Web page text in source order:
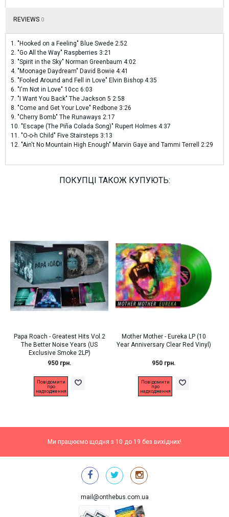
REVIEWS 0
1. "Hooked on a Feeling" Blue Swede 2:52
2. "Go All the Way" Raspberries 3:21
3. "Spirit in the Sky" Norman Greenbaum 4:02
4. "Moonage Daydream" David Bowie 4:41
5. "Fooled Around and Fell in Love" Elvin Bishop 4:35
6. "I'm Not in Love" 10cc 6:03
7. "I Want You Back" The Jackson 5 2:58
8. "Come and Get Your Love" Redbone 3:26
9. "Cherry Bomb" The Runaways 2:17
10. "Escape (The Piña Colada Song)" Rupert Holmes 4:37
11. "O-o-h Child" Five Stairsteps 3:13
12. "Ain't No Mountain High Enough" Marvin Gaye and Tammi Terrell 2:29
ПОКУПЦІ ТАКОЖ КУПУЮТЬ:
Papa Roach - Greatest Hits Vol.2
The Better Noise Years (US
Exclusive Smoke 2LP)
950 грн.
Повідомити
про
надходження
Mother Mother - Eureka LP (10
Year Anniversary Clear Red Vinyl)
950 грн.
Повідомити
про
надходження
Ми працюємо щодня з 10 до 19 без вихідних!
mail@onthebus.com.ua